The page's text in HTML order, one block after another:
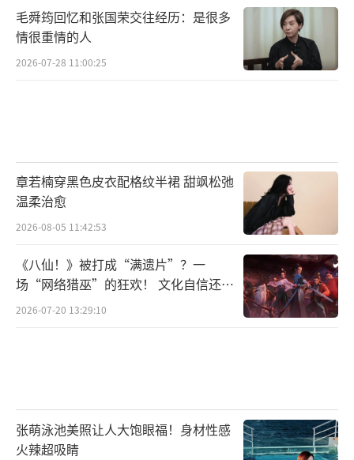
毛舜筠回忆和张国荣交往经历：是很多
情很重情的人
2026-07-28 11:00:25
章若楠穿黑色皮衣配格纹半裙 甜飒松弛
温柔治愈
2026-08-05 11:42:53
《八仙！》被打成“满遗片”？一
场“网络猎巫”的狂欢！ 文化自信还是
焦虑？
2026-07-20 13:29:10
张萌泳池美照让人大饱眼福！身材性感
火辣超吸睛